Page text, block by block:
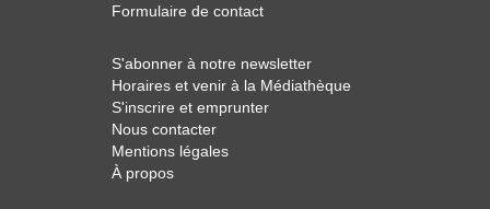
Formulaire de contact
S'abonner à notre newsletter
Horaires et venir à la Médiathèque
S'inscrire et emprunter
Nous contacter
Mentions légales
À propos